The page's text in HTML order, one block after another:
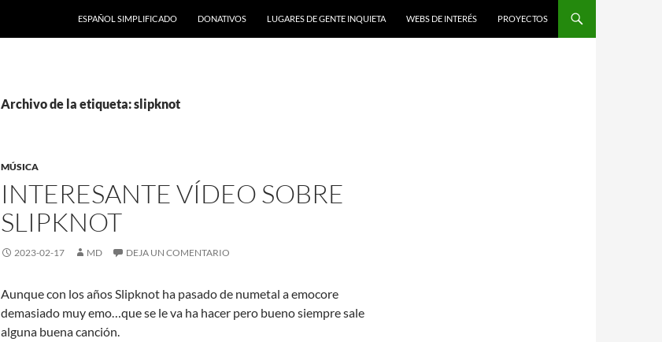
ESPAÑOL SIMPLIFICADO DONATIVOS LUGARES DE GENTE INQUIETA WEBS DE INTERÉS PROYECTOS
Archivo de la etiqueta: slipknot
MÚSICA
INTERESANTE VÍDEO SOBRE
SLIPKNOT
2023-02-17 MD DEJA UN COMENTARIO
Aunque con los años Slipknot ha pasado de numetal a emocore
demasiado muy emo…que se le va ha hacer pero bueno siempre sale
alguna buena canción.